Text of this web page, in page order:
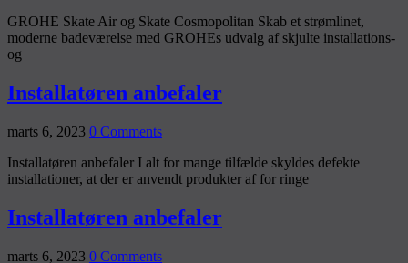
GROHE Skate Air og Skate Cosmopolitan Skab et strømlinet,
moderne badeværelse med GROHEs udvalg af skjulte installations-
og
Installatøren anbefaler
marts 6, 2023 0 Comments
Installatøren anbefaler I alt for mange tilfælde skyldes defekte
installationer, at der er anvendt produkter af for ringe
Installatøren anbefaler
marts 6, 2023 0 Comments